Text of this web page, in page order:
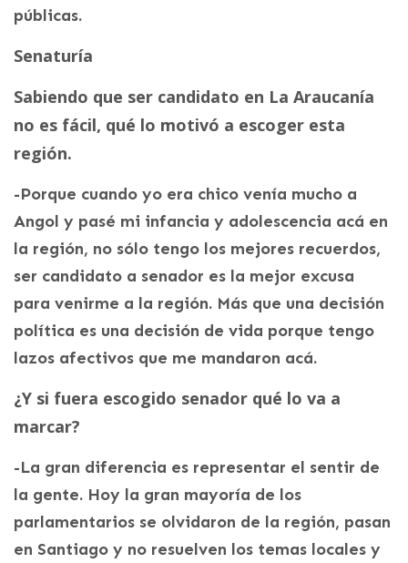
públicas.
Senaturía
Sabiendo que ser candidato en La Araucanía
no es fácil, qué lo motivó a escoger esta
región.
-Porque cuando yo era chico venía mucho a
Angol y pasé mi infancia y adolescencia acá en
la región, no sólo tengo los mejores recuerdos,
ser candidato a senador es la mejor excusa
para venirme a la región. Más que una decisión
política es una decisión de vida porque tengo
lazos afectivos que me mandaron acá.
¿Y si fuera escogido senador qué lo va a
marcar?
-La gran diferencia es representar el sentir de
la gente. Hoy la gran mayoría de los
parlamentarios se olvidaron de la región, pasan
en Santiago y no resuelven los temas locales y